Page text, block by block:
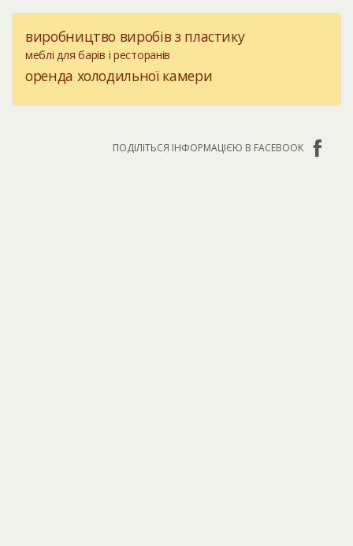
виробництво виробів з пластику
меблі для барів і ресторанів
оренда холодильної камери
ПОДІЛІТЬСЯ ІНФОРМАЦІЄЮ В FACEBOOK